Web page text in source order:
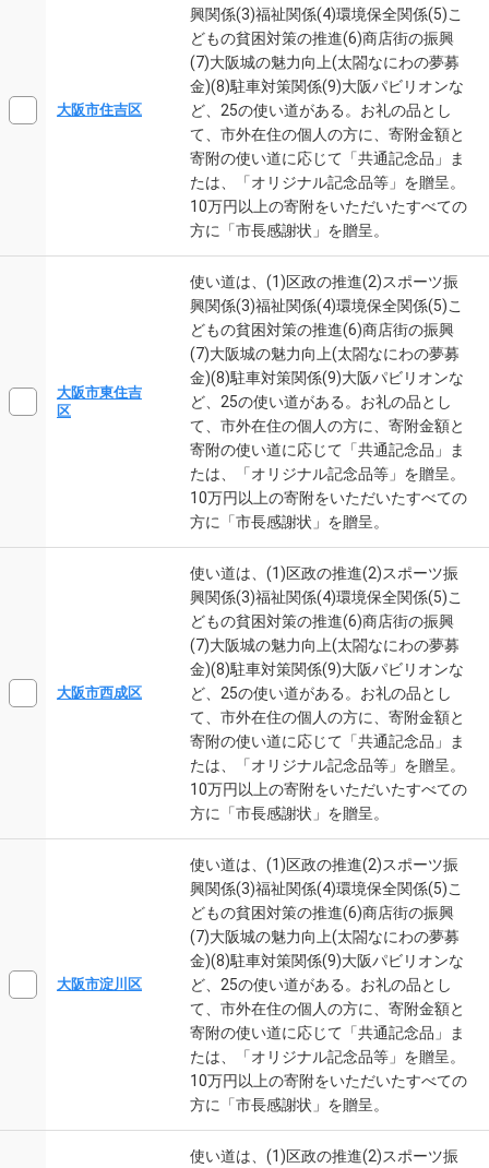
大阪市住吉区
興関係(3)福祉関係(4)環境保全関係(5)こ
どもの貧困対策の推進(6)商店街の振興
(7)大阪城の魅力向上(太閤なにわの夢募
金)(8)駐車対策関係(9)大阪パビリオンな
ど、25の使い道がある。お礼の品とし
て、市外在住の個人の方に、寄附金額と
寄附の使い道に応じて「共通記念品」ま
たは、「オリジナル記念品等」を贈呈。
10万円以上の寄附をいただいたすべての
方に「市長感謝状」を贈呈。
大阪市東住吉
区
使い道は、(1)区政の推進(2)スポーツ振
興関係(3)福祉関係(4)環境保全関係(5)こ
どもの貧困対策の推進(6)商店街の振興
(7)大阪城の魅力向上(太閤なにわの夢募
金)(8)駐車対策関係(9)大阪パビリオンな
ど、25の使い道がある。お礼の品とし
て、市外在住の個人の方に、寄附金額と
寄附の使い道に応じて「共通記念品」ま
たは、「オリジナル記念品等」を贈呈。
10万円以上の寄附をいただいたすべての
方に「市長感謝状」を贈呈。
大阪市西成区
使い道は、(1)区政の推進(2)スポーツ振
興関係(3)福祉関係(4)環境保全関係(5)こ
どもの貧困対策の推進(6)商店街の振興
(7)大阪城の魅力向上(太閤なにわの夢募
金)(8)駐車対策関係(9)大阪パビリオンな
ど、25の使い道がある。お礼の品とし
て、市外在住の個人の方に、寄附金額と
寄附の使い道に応じて「共通記念品」ま
たは、「オリジナル記念品等」を贈呈。
10万円以上の寄附をいただいたすべての
方に「市長感謝状」を贈呈。
大阪市淀川区
使い道は、(1)区政の推進(2)スポーツ振
興関係(3)福祉関係(4)環境保全関係(5)こ
どもの貧困対策の推進(6)商店街の振興
(7)大阪城の魅力向上(太閤なにわの夢募
金)(8)駐車対策関係(9)大阪パビリオンな
ど、25の使い道がある。お礼の品とし
て、市外在住の個人の方に、寄附金額と
寄附の使い道に応じて「共通記念品」ま
たは、「オリジナル記念品等」を贈呈。
10万円以上の寄附をいただいたすべての
方に「市長感謝状」を贈呈。
使い道は、(1)区政の推進(2)スポーツ振